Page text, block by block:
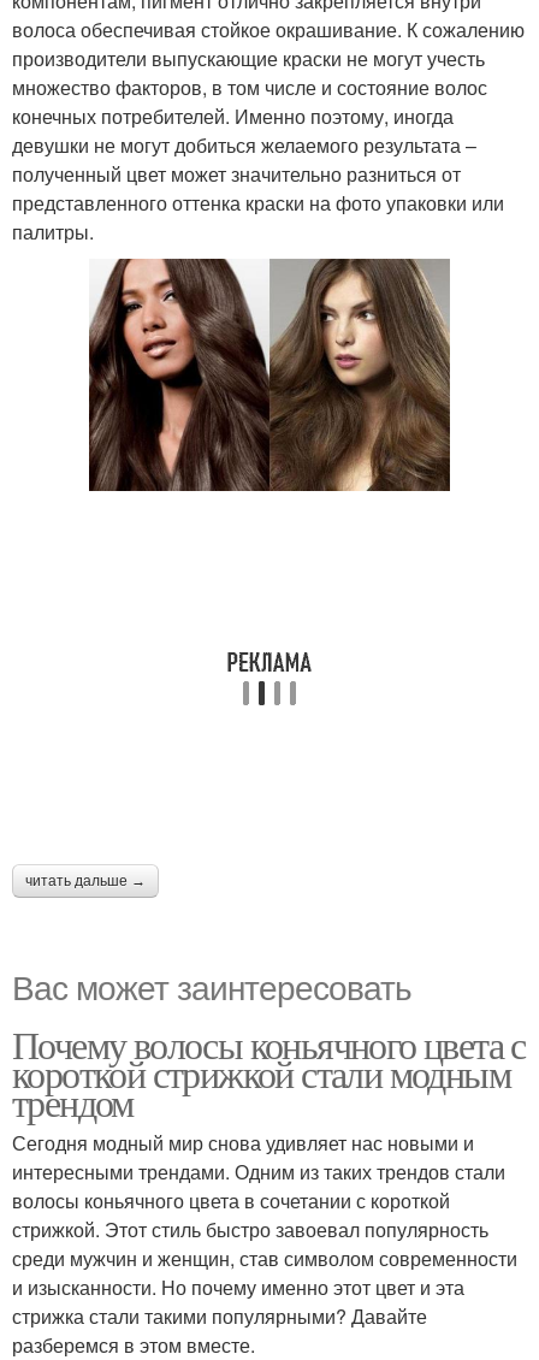
волоса обеспечивая стойкое окрашивание. К сожалению
производители выпускающие краски не могут учесть
множество факторов, в том числе и состояние волос
конечных потребителей. Именно поэтому, иногда
девушки не могут добиться желаемого результата –
полученный цвет может значительно разниться от
представленного оттенка краски на фото упаковки или
палитры.
читать дальше →
Вас может заинтересовать
Почему волосы коньячного цвета с
короткой стрижкой стали модным
трендом
Сегодня модный мир снова удивляет нас новыми и
интересными трендами. Одним из таких трендов стали
волосы коньячного цвета в сочетании с короткой
стрижкой. Этот стиль быстро завоевал популярность
среди мужчин и женщин, став символом современности
и изысканности. Но почему именно этот цвет и эта
стрижка стали такими популярными? Давайте
разберемся в этом вместе.